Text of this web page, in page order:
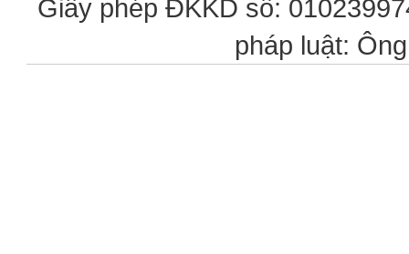
Giấy phép ĐKKD số:
pháp luật: